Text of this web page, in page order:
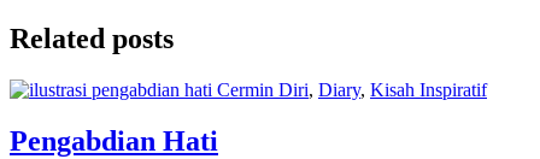
Related posts
Cermin Diri, Diary, Kisah Inspiratif
Pengabdian Hati